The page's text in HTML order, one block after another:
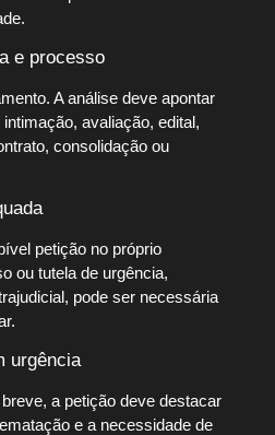
e processo
A análise deve apontar
avaliação, edital,
consolidação ou
petição no próprio
ou tutela de urgência,
pode ser necessária
urgência
a petição deve destacar
e a necessidade de